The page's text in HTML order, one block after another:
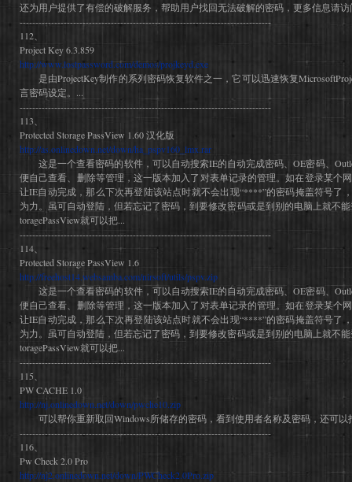
还为用户提供了有偿的破解服务，帮助用户找回无法破解的密码，更多信息请
--------------------------------------------------------------------------------
112、
Project Key 6.3.859
http://www.lostpassword.com/demos/projkeyd.exe
是由ProjectKey制作的系列密码恢复软件之一，它可以迅速恢复
言密码设定。...
--------------------------------------------------------------------------------
113、
Protected Storage PassView 1.60 汉化版
http://as.onlinedown.net/down/ha_pspv160_lmx.rar
这是一个查看密码的软件，可以自动搜索IE的自动完成密码、OE密码、
便自己查看、删除等管理，这一版本加入了对表单记录的管理。如在登录某个
让IE自动完成，那么下次再登陆该站点时就不会出现“****”的密码掩盖符号了
为力。虽可自动登陆，但若忘记了密码，到要修改密码或是到别的电脑上就不能
toragePassView就可以把...
--------------------------------------------------------------------------------
114、
Protected Storage PassView 1.6
http://freehost14.websamba.com/nirsoft/utils/pspv.zip
这是一个查看密码的软件，可以自动搜索IE的自动完成密码、OE密码、
便自己查看、删除等管理，这一版本加入了对表单记录的管理。如在登录某个
让IE自动完成，那么下次再登陆该站点时就不会出现“****”的密码掩盖符号了
为力。虽可自动登陆，但若忘记了密码，到要修改密码或是到别的电脑上就不能
toragePassView就可以把...
--------------------------------------------------------------------------------
115、
PW CACHE 1.0
http://nj.onlinedown.net/down/pwche10.zip
可以帮你重新取回Windows所储存的密码，看到使用者名称及密码，还可以
--------------------------------------------------------------------------------
116、
Pw Check 2.0 Pro
http://nj2.onlinedown.net/down/PWCheck2.0Pro.zip